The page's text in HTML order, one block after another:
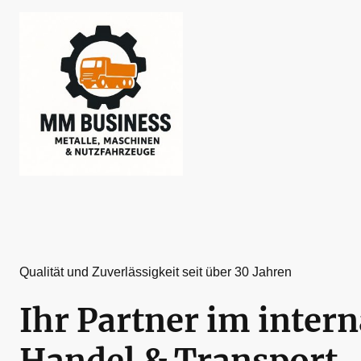
Qualität und Zuverlässigkeit seit über 30 Jahren
Ihr Partner im